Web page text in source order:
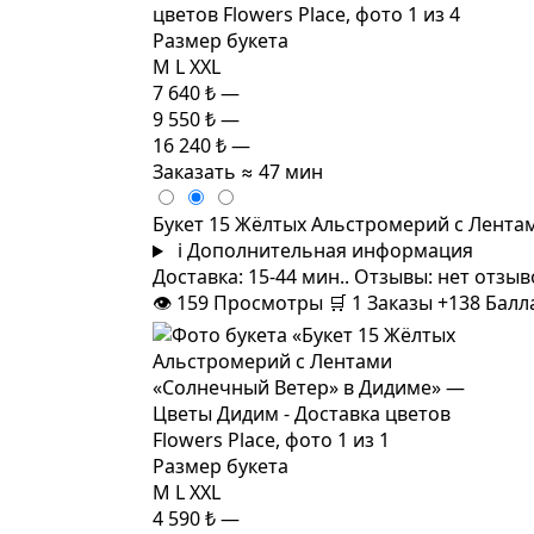
Размер букета
M LXXL
7 640 ₺—
9 550 ₺—
16 240 ₺—
Заказать ≈ 47 мин
Букет 15 Жёлтых Альстромерий с
i Дополнительная информация
Доставка: 15-44 мин.. Отзывы: нет
👁 159 Просмотры 🛒 1 Заказы+138
Размер букета
M LXXL
4 590 ₺—